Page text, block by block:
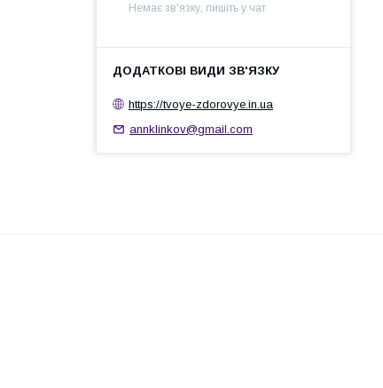
Немає зв'язку, пишіть у чат
https://tvoye-zdorovye.in.ua
annklinkov@gmail.com